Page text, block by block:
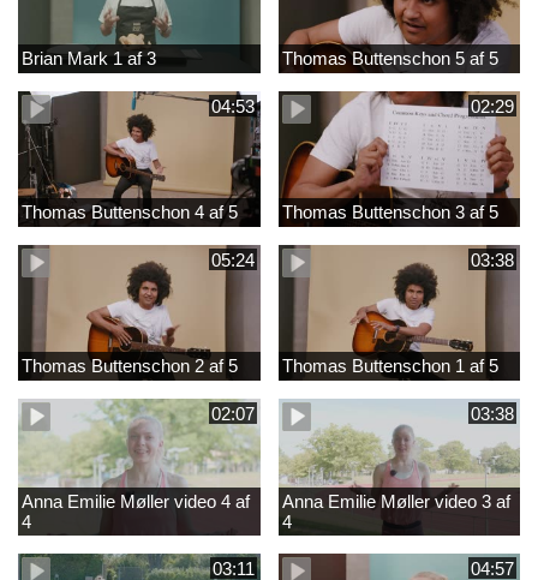
Brian Mark 1 af 3 Thomas Buttenschon 5 af 5
04:53
Thomas Buttenschon 4 af 5
02:29
Thomas Buttenschon 3 af 5
05:24
Thomas Buttenschon 2 af 5
03:38
Thomas Buttenschon 1 af 5
02:07
Anna Emilie Møller video 4 af
4
03:38
Anna Emilie Møller video 3 af
4
03:11 04:57